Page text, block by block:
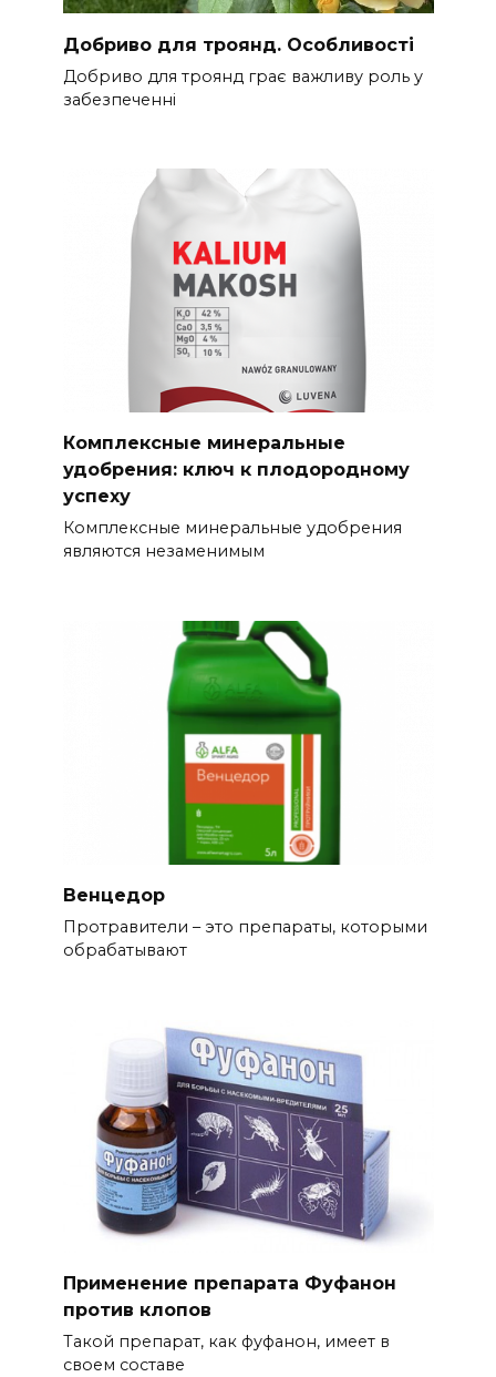
Добриво для троянд. Особливості
Добриво для троянд грає важливу роль у
забезпеченні
Комплексные минеральные
удобрения: ключ к плодородному
успеху
Комплексные минеральные удобрения
являются незаменимым
Венцедор
Протравители – это препараты, которыми
обрабатывают
Применение препарата Фуфанон
против клопов
Такой препарат, как фуфанон, имеет в
своем составе